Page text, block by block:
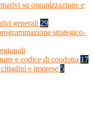
su organizzazione e
generali 29
strategico-
e codice di condotta 17
e imprese 5